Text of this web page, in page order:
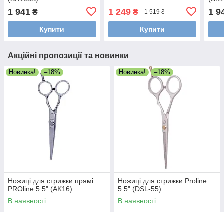
1 941 ₴
Купити
1 249₴ 1 519 ₴
Купити
1
Акційні пропозиції та новинки
Новинка! –18%
Ножиці для стрижки прямі
PROline 5.5" (AK16)
В наявності
Новинка! –18%
Ножиці для стрижки Proline
5.5" (DSL-55)
В наявності